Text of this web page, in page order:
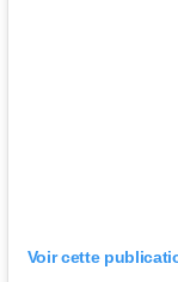
Voir cette